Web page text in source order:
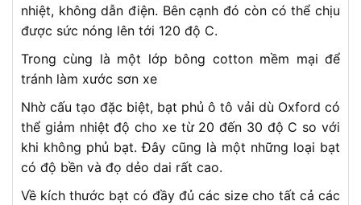
nhiệt, không dẫn điện. Bên cạnh đó còn có thể chịu
được sức nóng lên tới 120 độ C.
Trong cùng là một lớp bông cotton mềm mại để
tránh làm xước sơn xe
Nhờ cấu tạo đặc biệt, bạt phủ ô tô vải dù Oxford có
thể giảm nhiệt độ cho xe từ 20 đến 30 độ C so với
khi không phủ bạt. Đây cũng là một những loại bạt
có độ bền và đọ dẻo dai rất cao.
Về kích thước bạt có đầy đủ các size cho tất cả các